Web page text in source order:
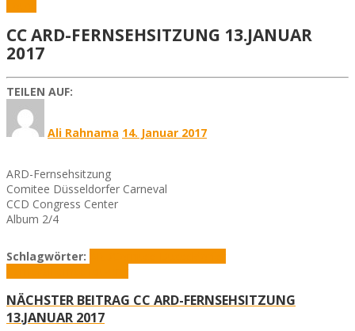
CC ARD-FERNSEHSITZUNG 13.JANUAR
2017
TEILEN AUF:
Ali Rahnama 14. Januar 2017
ARD-Fernsehsitzung
Comitee Düsseldorfer Carneval
CCD Congress Center
Album 2/4
Schlagwörter:
NÄCHSTER BEITRAG CC ARD-FERNSEHSITZUNG
13.JANUAR 2017